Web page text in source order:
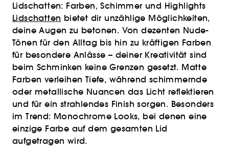
Lidschatten: Farben, Schimmer und Highlights
Lidschatten bietet dir unzählige Möglichkeiten,
deine Augen zu betonen. Von dezenten Nude-
Tönen für den Alltag bis hin zu kräftigen Farben
für besondere Anlässe – deiner Kreativität sind
beim Schminken keine Grenzen gesetzt. Matte
Farben verleihen Tiefe, während schimmernde
oder metallische Nuancen das Licht reflektieren
und für ein strahlendes Finish sorgen. Besonders
im Trend: Monochrome Looks, bei denen eine
einzige Farbe auf dem gesamten Lid
aufgetragen wird.